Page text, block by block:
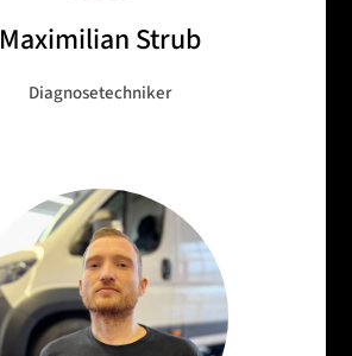
Maximilian Strub
Diagnosetechniker